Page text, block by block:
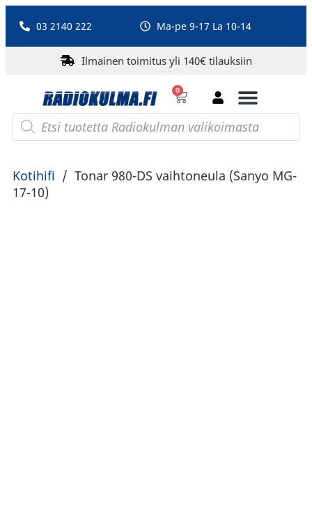
03 2140 222 Ma-pe 9-17 La 10-14
Ilmainen toimitus yli 140€ tilauksiin
0
Kotihifi / Tonar 980-DS vaihtoneula (Sanyo MG-
17-10)